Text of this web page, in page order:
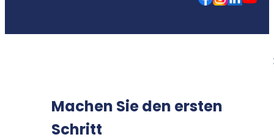
Machen Sie den ersten
Schritt